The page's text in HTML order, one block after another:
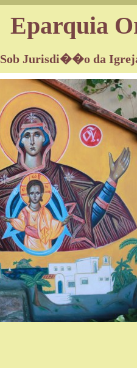
Eparquia
Sob Jurisdi��o da